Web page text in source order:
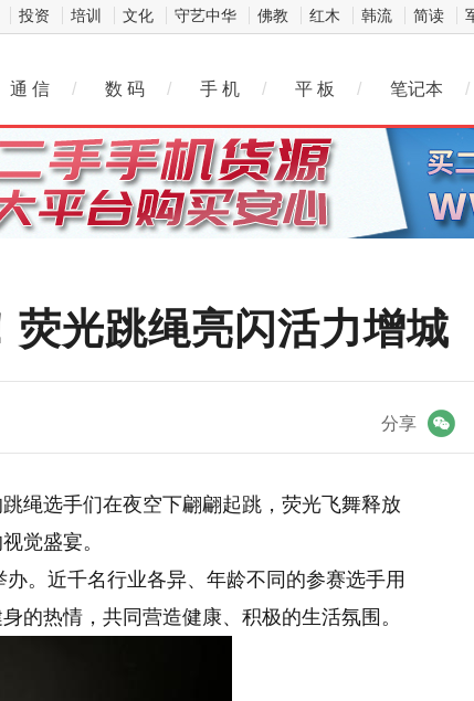
投资 培训 文化 守艺中华 佛教 红木 韩流 简读
通 信 / 数 码 / 手 机 / 平 板 / 笔记本 /
荧光跳绳亮闪活力增城
分享
绳选手们在夜空下翩翩起跳，荧光飞舞释放
觉盛宴。
。近千名行业各异、年龄不同的参赛选手用
的热情，共同营造健康、积极的生活氛围。